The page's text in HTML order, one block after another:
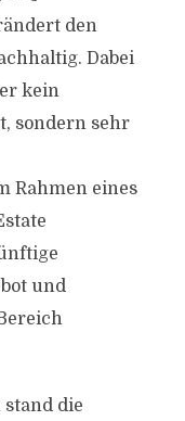
den
Dabei
kein
sondern sehr
Rahmen eines
und
die